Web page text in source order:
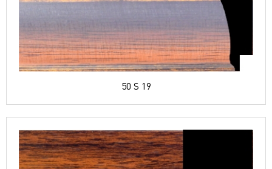
50 S 19